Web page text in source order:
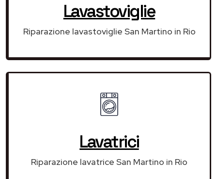
Lavastoviglie
Riparazione lavastoviglie San Martino in Rio
Lavatrici
Riparazione lavatrice San Martino in Rio